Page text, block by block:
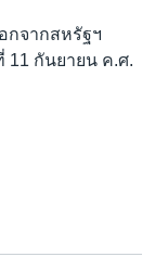
กจากสหรัฐฯ
11 กันยายน ค.ศ.